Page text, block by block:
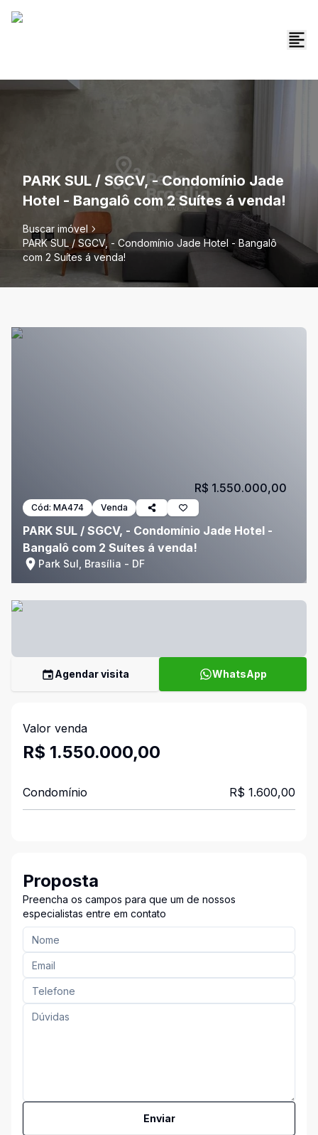
PARK SUL / SGCV, - Condomínio Jade
Hotel - Bangalô com 2 Suítes á venda!
Buscar imóvel
PARK SUL / SGCV, - Condomínio Jade Hotel - Bangalô
com 2 Suítes á venda!
Cód: MA474 Venda
PARK SUL / SGCV, - Condomínio Jade Hotel -
Bangalô com 2 Suítes á venda!
Park Sul, Brasília - DF
R$ 1.550.000,00
Agendar visita WhatsApp
Valor venda
R$ 1.550.000,00
Condomínio R$ 1.600,00
Proposta
Preencha os campos para que um de nossos
especialistas entre em contato
Enviar